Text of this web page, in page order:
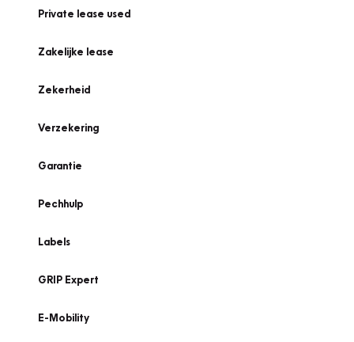
Private lease used
Zakelijke lease
Zekerheid
Verzekering
Garantie
Pechhulp
Labels
GRIP Expert
E-Mobility